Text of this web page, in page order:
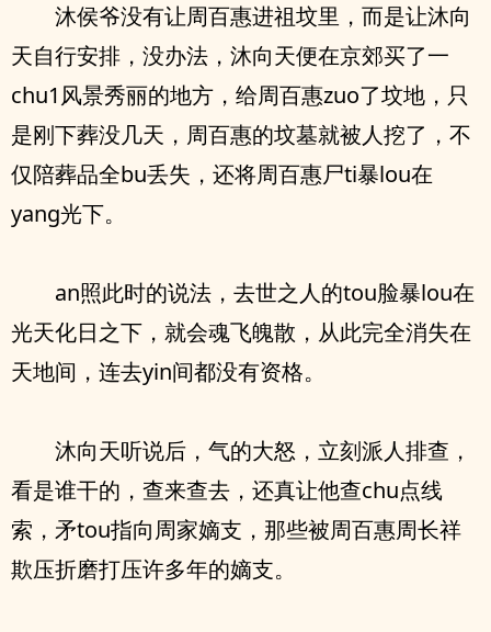
沐侯爷没有让周百惠进祖坟里，而是让沐向
天自行安排，没办法，沐向天便在京郊买了一
chu1风景秀丽的地方，给周百惠zuo了坟地，只
是刚下葬没几天，周百惠的坟墓就被人挖了，不
仅陪葬品全bu丢失，还将周百惠尸ti暴lou在
yang光下。
an照此时的说法，去世之人的tou脸暴lou在
光天化日之下，就会魂飞魄散，从此完全消失在
天地间，连去yin间都没有资格。
沐向天听说后，气的大怒，立刻派人排查，
看是谁干的，查来查去，还真让他查chu点线
索，矛tou指向周家嫡支，那些被周百惠周长祥
欺压折磨打压许多年的嫡支。